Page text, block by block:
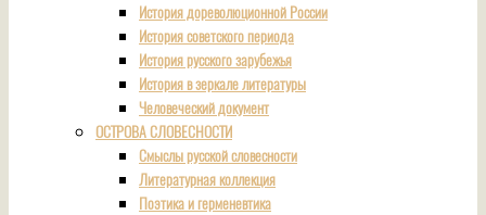
История дореволюционной России
История советского периода
История русского зарубежья
История в зеркале литературы
Человеческий документ
ОСТРОВА СЛОВЕСНОСТИ
Смыслы русской словесности
Литературная коллекция
Поэтика и герменевтика